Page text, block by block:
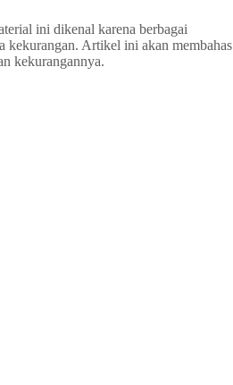
ini dikenal karena berbagai
kekurangan. Artikel ini akan membahas
kekurangannya.